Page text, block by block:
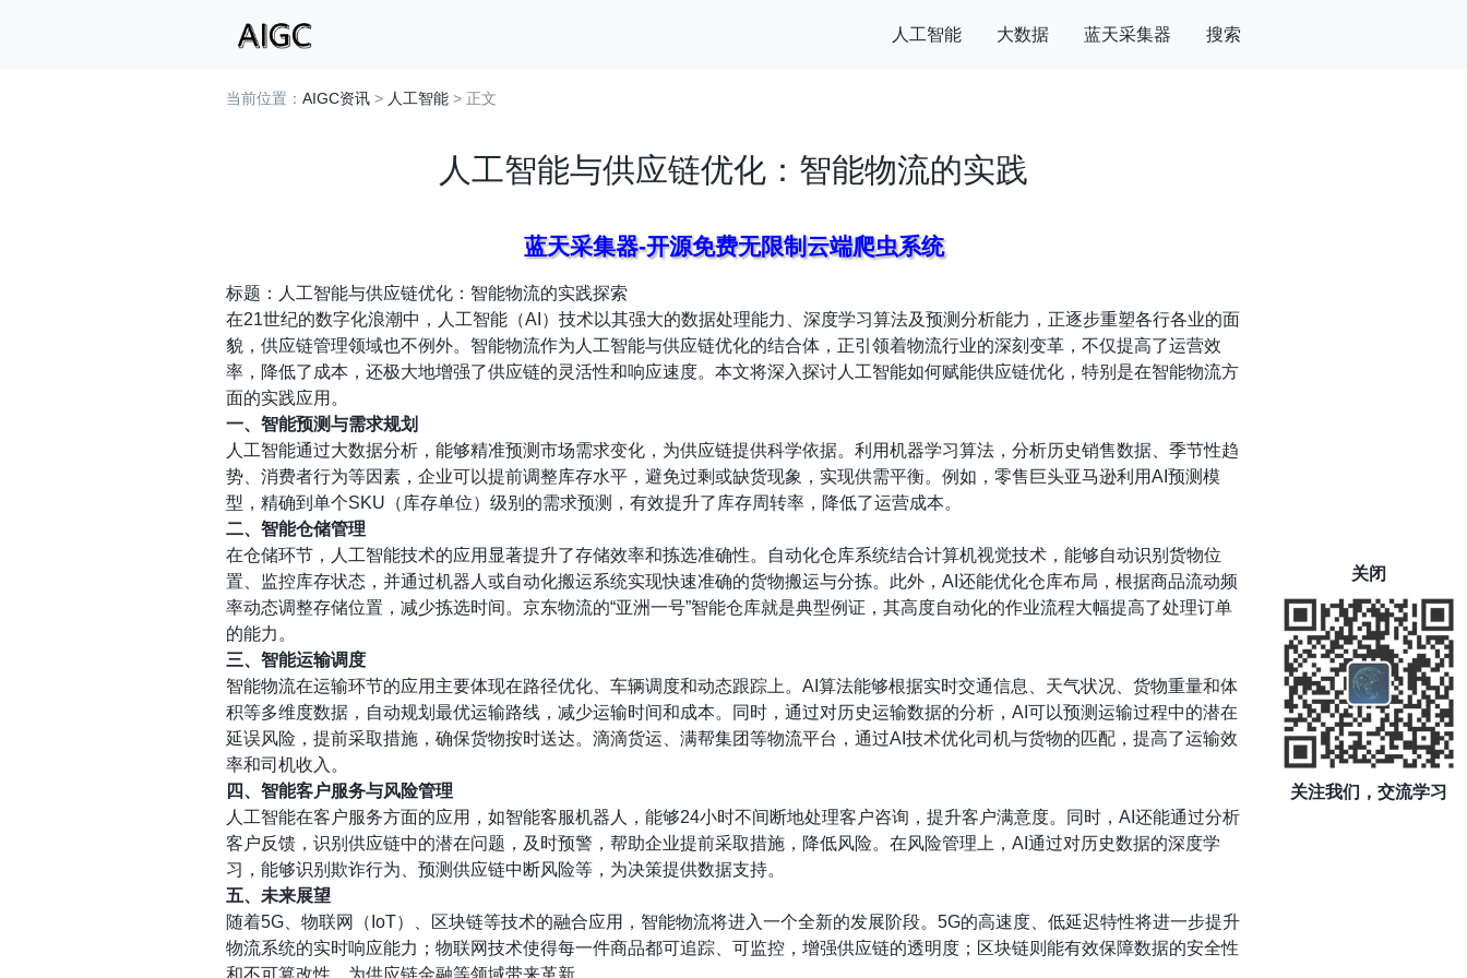
人工智能 大数据 蓝天采集器 搜索
当前位置： AIGC资讯 > 人工智能 > 正文
人工智能与供应链优化：智能物流的实践
蓝天采集器-开源免费无限制云端爬虫系统
标题：人工智能与供应链优化：智能物流的实践探索
在21世纪的数字化浪潮中，人工智能（AI）技术以其强大的数据处理能力、深度学习算法及预测分析能力，正逐步重塑各行各业的面
貌，供应链管理领域也不例外。智能物流作为人工智能与供应链优化的结合体，正引领着物流行业的深刻变革，不仅提高了运营效
率，降低了成本，还极大地增强了供应链的灵活性和响应速度。本文将深入探讨人工智能如何赋能供应链优化，特别是在智能物流方
面的实践应用。
一、智能预测与需求规划
人工智能通过大数据分析，能够精准预测市场需求变化，为供应链提供科学依据。利用机器学习算法，分析历史销售数据、季节性趋
势、消费者行为等因素，企业可以提前调整库存水平，避免过剩或缺货现象，实现供需平衡。例如，零售巨头亚马逊利用AI预测模
型，精确到单个SKU（库存单位）级别的需求预测，有效提升了库存周转率，降低了运营成本。
二、智能仓储管理
在仓储环节，人工智能技术的应用显著提升了存储效率和拣选准确性。自动化仓库系统结合计算机视觉技术，能够自动识别货物位
置、监控库存状态，并通过机器人或自动化搬运系统实现快速准确的货物搬运与分拣。此外，AI还能优化仓库布局，根据商品流动频
率动态调整存储位置，减少拣选时间。京东物流的“亚洲一号”智能仓库就是典型例证，其高度自动化的作业流程大幅提高了处理订单
的能力。
三、智能运输调度
智能物流在运输环节的应用主要体现在路径优化、车辆调度和动态跟踪上。AI算法能够根据实时交通信息、天气状况、货物重量和体
积等多维度数据，自动规划最优运输路线，减少运输时间和成本。同时，通过对历史运输数据的分析，AI可以预测运输过程中的潜在
延误风险，提前采取措施，确保货物按时送达。滴滴货运、满帮集团等物流平台，通过AI技术优化司机与货物的匹配，提高了运输效
率和司机收入。
四、智能客户服务与风险管理
人工智能在客户服务方面的应用，如智能客服机器人，能够24小时不间断地处理客户咨询，提升客户满意度。同时，AI还能通过分析
客户反馈，识别供应链中的潜在问题，及时预警，帮助企业提前采取措施，降低风险。在风险管理上，AI通过对历史数据的深度学
习，能够识别欺诈行为、预测供应链中断风险等，为决策提供数据支持。
五、未来展望
随着5G、物联网（IoT）、区块链等技术的融合应用，智能物流将进入一个全新的发展阶段。5G的高速度、低延迟特性将进一步提升
物流系统的实时响应能力；物联网技术使得每一件商品都可追踪、可监控，增强供应链的透明度；区块链则能有效保障数据的安全性
和不可篡改性，为供应链金融等领域带来革新。
关闭
关注我们，交流学习